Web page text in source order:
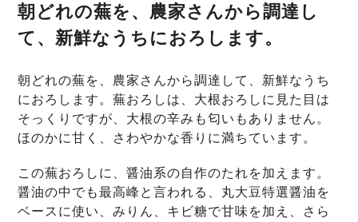
朝どれの蕪を、農家さんから調達し
て、新鮮なうちにおろします。
朝どれの蕪を、農家さんから調達して、新鮮なうち
におろします。蕪おろしは、大根おろしに見た目は
そっくりですが、大根の辛みも匂いもありません。
ほのかに甘く、さわやかな香りに満ちています。
この蕪おろしに、醤油系の自作のたれを加えます。
醤油の中でも最高峰と言われる、丸大豆特選醤油を
ベースに使い、みりん、キビ糖で甘味を加え、さら